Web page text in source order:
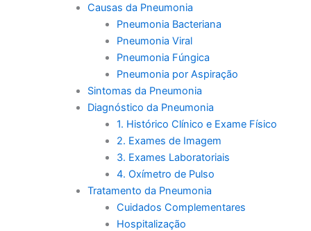
Causas da Pneumonia
Pneumonia Bacteriana
Pneumonia Viral
Pneumonia Fúngica
Pneumonia por Aspiração
Sintomas da Pneumonia
Diagnóstico da Pneumonia
1. Histórico Clínico e Exame Físico
2. Exames de Imagem
3. Exames Laboratoriais
4. Oxímetro de Pulso
Tratamento da Pneumonia
Cuidados Complementares
Hospitalização